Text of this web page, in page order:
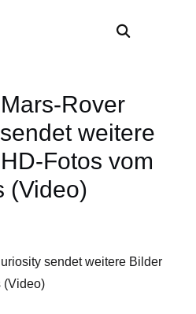
Rover
weitere
Fotos vom
(Video)